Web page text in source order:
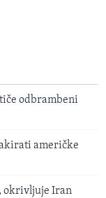
odbrambeni
američke
okrivljuje Iran